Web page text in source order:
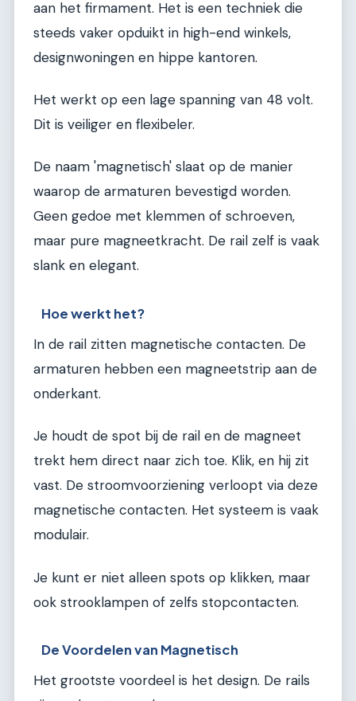
aan het firmament. Het is een techniek die
steeds vaker opduikt in high-end winkels,
designwoningen en hippe kantoren.
Het werkt op een lage spanning van 48 volt.
Dit is veiliger en flexibeler.
De naam 'magnetisch' slaat op de manier
waarop de armaturen bevestigd worden.
Geen gedoe met klemmen of schroeven,
maar pure magneetkracht. De rail zelf is vaak
slank en elegant.
Hoe werkt het?
In de rail zitten magnetische contacten. De
armaturen hebben een magneetstrip aan de
onderkant.
Je houdt de spot bij de rail en de magneet
trekt hem direct naar zich toe. Klik, en hij zit
vast. De stroomvoorziening verloopt via deze
magnetische contacten. Het systeem is vaak
modulair.
Je kunt er niet alleen spots op klikken, maar
ook strooklampen of zelfs stopcontacten.
De Voordelen van Magnetisch
Het grootste voordeel is het design. De rails